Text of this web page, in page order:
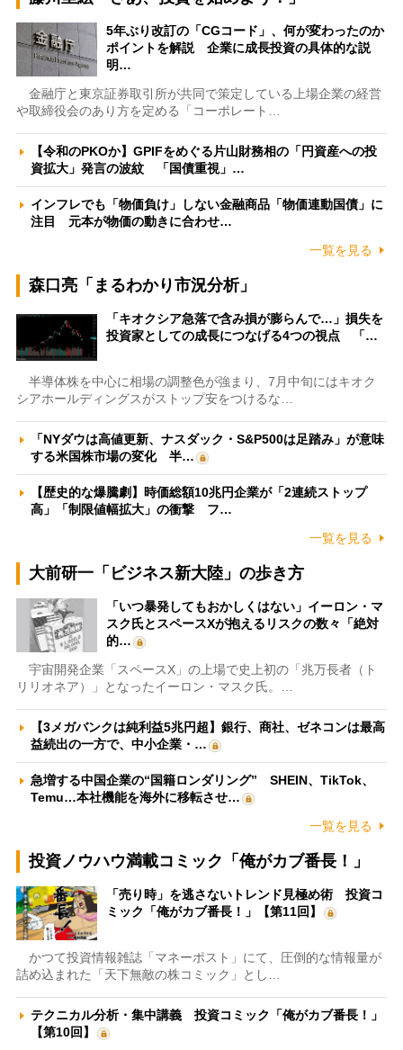
5年ぶり改訂の「CGコード」、何が変わったのか
ポイントを解説 企業に成長投資の具体的な説
明…
金融庁と東京証券取引所が共同で策定している上場企業の経営
や取締役会のあり方を定める「コーポレート…
【令和のPKOか】GPIFをめぐる片山財務相の「円資産への投
資拡大」発言の波紋 「国債重視」…
インフレでも「物価負け」しない金融商品「物価連動国債」に
注目 元本が物価の動きに合わせ…
一覧を見る
森口亮「まるわかり市況分析」
「キオクシア急落で含み損が膨らんで…」損失を
投資家としての成長につなげる4つの視点 「…
半導体株を中心に相場の調整色が強まり、7月中旬にはキオク
シアホールディングスがストップ安をつけるな…
「NYダウは高値更新、ナスダック・S&P500は足踏み」が意味
する米国株市場の変化 半…
【歴史的な爆騰劇】時価総額10兆円企業が「2連続ストップ
高」「制限値幅拡大」の衝撃 フ…
一覧を見る
大前研一「ビジネス新大陸」の歩き方
「いつ暴発してもおかしくはない」イーロン・マ
スク氏とスペースXが抱えるリスクの数々「絶対
的…
宇宙開発企業「スペースX」の上場で史上初の「兆万長者（ト
リリオネア）」となったイーロン・マスク氏。…
【3メガバンクは純利益5兆円超】銀行、商社、ゼネコンは最高
益続出の一方で、中小企業・…
急増する中国企業の“国籍ロンダリング” SHEIN、TikTok、
Temu…本社機能を海外に移転させ…
一覧を見る
投資ノウハウ満載コミック「俺がカブ番長！」
「売り時」を逃さないトレンド見極め術 投資コ
ミック「俺がカブ番長！」【第11回】
かつて投資情報雑誌「マネーポスト」にて、圧倒的な情報量が
詰め込まれた「天下無敵の株コミック」とし…
テクニカル分析・集中講義 投資コミック「俺がカブ番長！」
【第10回】